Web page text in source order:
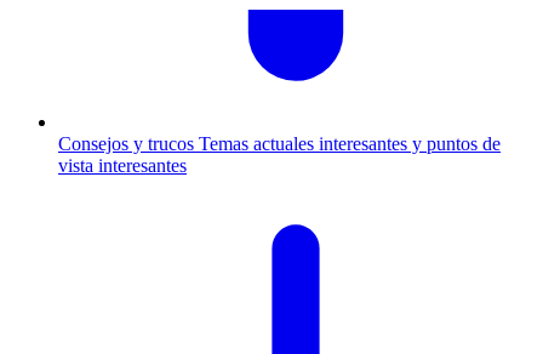
Consejos y trucos Temas actuales interesantes y puntos de
vista interesantes